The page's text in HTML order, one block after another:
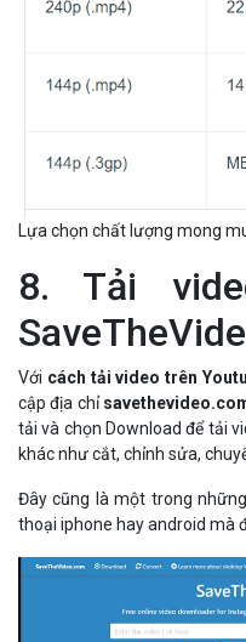
Lựa chọn chất lượng mong
8. Tải
Với cách tải video trên
cập địa chỉ
tải và chọn Download để tải
khác như cắt, chỉnh sửa,
Đây cũng là một trong
thoại iphone hay android mà